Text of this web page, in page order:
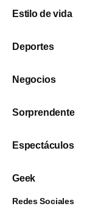
Estilo de vida
Deportes
Negocios
Sorprendente
Espectáculos
Geek
Redes Sociales